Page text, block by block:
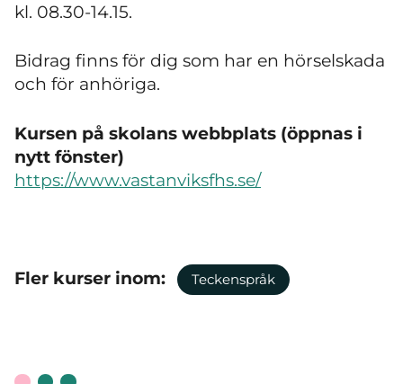
kl. 08.30-14.15.
Bidrag finns för dig som har en hörselskada
och för anhöriga.
Kursen på skolans webbplats (öppnas i
nytt fönster)
https://www.vastanviksfhs.se/
Fler kurser inom: Teckenspråk